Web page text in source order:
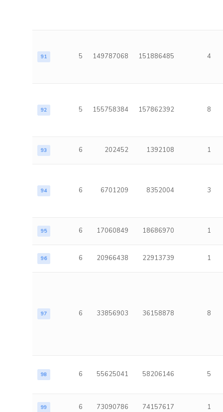
91 5 149787068 151886485 4
92 5 155758384 157862392 8
93 6 202452 1392108 1
94 6 6701209 8352004 3
95 6 17060849 18686970 1
96 6 20966438 22913739 1
97 6 33856903 36158878 8
98 6 55625041 58206146 5
99 6 73090786 74157617 1